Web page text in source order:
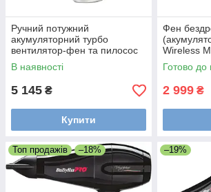
Ручний потужний
акумуляторний турбо
вентилятор-фен та пилосос
Gamma Piu 2in1 Blowvac,
холодний потік повітря
В наявності
5 145 ₴
Купити
Фен
Wireless
mAh,
Готово до
2 999 ₴
Топ продажів –18% –19%